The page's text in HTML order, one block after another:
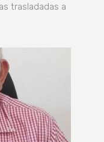
trasladadas a